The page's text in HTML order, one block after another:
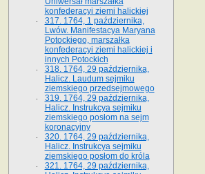
konfederacyi ziemi halickiej
317. 1764, 1 października,
Lwów. Manifestacya Maryana
Potockiego, marszałka
konfederacyi ziemi halickiej i
innych Potockich
318. 1764, 29 października,
Halicz. Laudum sejmiku
ziemskiego przedsejmowego
319. 1764, 29 października,
Halicz. Instrukcya sejmiku
ziemskiego posłom na sejm
koronacyjny
320. 1764, 29 października,
Halicz. Instrukcya sejmiku
ziemskiego posłom do króla
321. 1764, 29 października,